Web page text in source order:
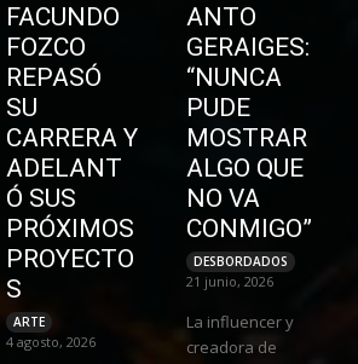
FACUNDO
FOZCO
REPASÓ
SU
CARRERA Y
ADELANT
Ó SUS
PRÓXIMOS
PROYECTO
S
ARTE
4 agosto, 2026
ANTO
GERAIGES:
“NUNCA
PUDE
MOSTRAR
ALGO QUE
NO VA
CONMIGO”
DESBORDADOS
21 junio, 2026
La influencer y
creadora de